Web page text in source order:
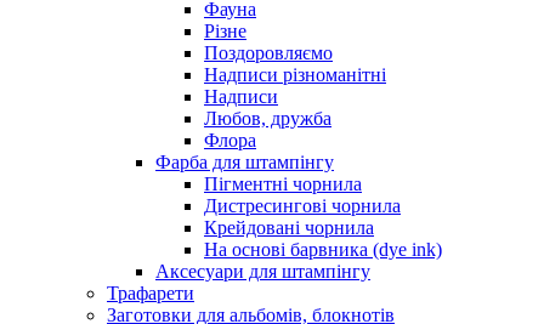
Фауна
Різне
Поздоровляємо
Надписи різноманітні
Надписи
Любов, дружба
Флора
Фарба для штампінгу
Пігментні чорнила
Дистресингові чорнила
Крейдовані чорнила
На основі барвника (dye ink)
Аксесуари для штампінгу
Трафарети
Заготовки для альбомів, блокнотів